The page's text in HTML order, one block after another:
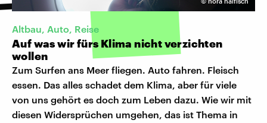
Altbau, Auto, Reise
Auf was wir fürs Klima nicht verzichten
wollen
Zum Surfen ans Meer fliegen. Auto fahren. Fleisch
essen. Das alles schadet dem Klima, aber für viele
von uns gehört es doch zum Leben dazu. Wie wir mit
diesen Widersprüchen umgehen, das ist Thema in